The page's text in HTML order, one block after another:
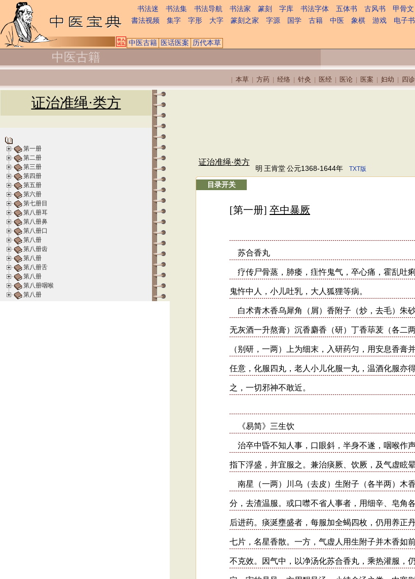
书法迷 书法集 书法导航 书法家 篆刻 字库 书法字体 五体书 古风书 甲骨文
書法视频
集字 字形 大字 篆刻之家 字源 国学 古籍 中医 象棋 游戏 电子书
中医古籍 医话医案 历代本草
中医古籍
本草 方药 经络 针灸 医经 医论 医案 妇幼 四诊
证治准绳·类方
第一册
第二册
第三册
第四册
第五册
第六册
第七册目
第八册耳
第八册鼻
第八册口
第八册
第八册齿
第八册
第八册舌
第八册
第八册咽喉
第八册
证治准绳·类方
明 王肯堂 公元1368-1644年 TXT版
目录开关